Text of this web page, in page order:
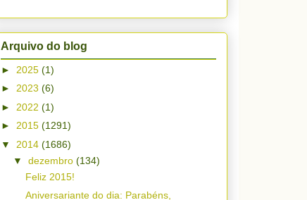
Arquivo do blog
► 2025 (1)
► 2023 (6)
► 2022 (1)
► 2015 (1291)
▼ 2014 (1686)
▼ dezembro (134)
Feliz 2015!
Aniversariante do dia: Parabéns,